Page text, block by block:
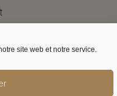
site web et notre service.